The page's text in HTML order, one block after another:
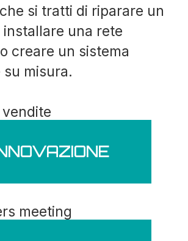
si tratti di riparare un
una rete
creare un sistema
misura.